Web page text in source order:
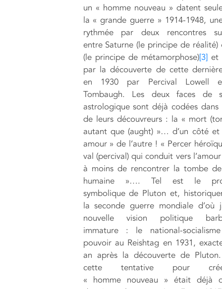
un « homme nouveau » datent
la « grande guerre » 1914-1948,
rythmée par deux rencontres
entre Saturne (le principe de réalité)
(le principe de métamorphose)[3] et
par la découverte de cette
en 1930 par Percival Lowell
Tombaugh. Les deux faces de
astrologique sont déjà codées dans
de leurs découvreurs : la « mort
autant que (aught) »… d’un côté
amour » de l’autre ! « Percer
val (percival) qui conduit vers
à moins de rencontrer la tombe de
humaine »…. Tel est le
symbolique de Pluton et,
la seconde guerre mondiale d’où
nouvelle vision politique
immature : le national-
pouvoir au Reishtag en 1931,
an après la découverte de
cette tentative pour
« homme nouveau » était déjà